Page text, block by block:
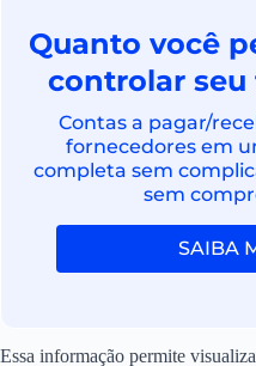
Quanto você
controlar seu
Contas a pagar/
fornecedores em
completa sem
sem
SAIBA
Essa informação permite